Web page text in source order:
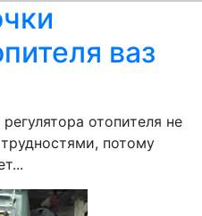
ваз
отопителя не
потому